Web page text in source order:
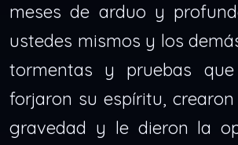
meses de arduo y
ustedes mismos y los
tormentas y pruebas
forjaron su espíritu,
gravedad y le dieron la